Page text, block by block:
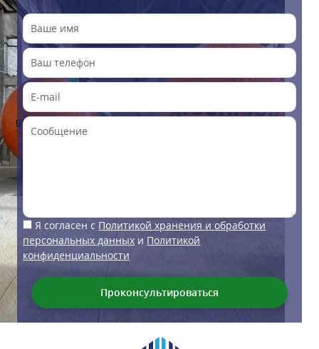
Я согласен с Политикой хранения и обработки
персональных данных и Политикой
конфиденциальности